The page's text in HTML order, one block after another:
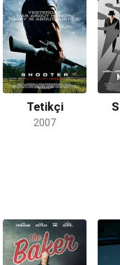
Tetikçi
2007